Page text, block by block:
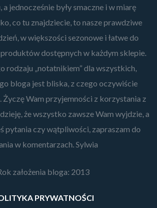
a jednocześnie były smaczne i w miarę
co tu znajdziecie, to nasze prawdziwe
w większości sezonowe i łatwe do
dostępnych w każdym sklepie.
rodzaju „notatnikiem” dla wszystkich,
bloga jest bliska, z czego oczywiście
Życzę Wam przyjemności z korzystania z
że wszystko zawsze Wam wyjdzie, a
pytania czy wątpliwości, zapraszam do
w komentarzach. Sylwia
założenia bloga: 2013
PRYWATNOŚCI